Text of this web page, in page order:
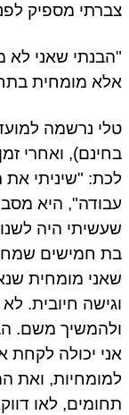
צברתי מספיק
"הבנתי שאני
אלא מומחית
טלי נרשמה
בחינם), ואחרי
לכת: "שיניתי את
עבודה", היא
שעשיתי היה
בת חמישים
שאני מומחית
וגישה חיובית.
ולהמשיך משם.
אני יכולה לקחת
למומחיות, ואת
תחומים, לאו